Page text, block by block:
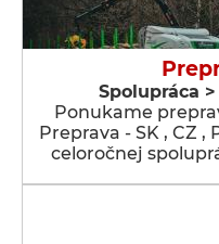
Spolupráca
Ponukame
Preprava - SK , CZ ,
celoročnej